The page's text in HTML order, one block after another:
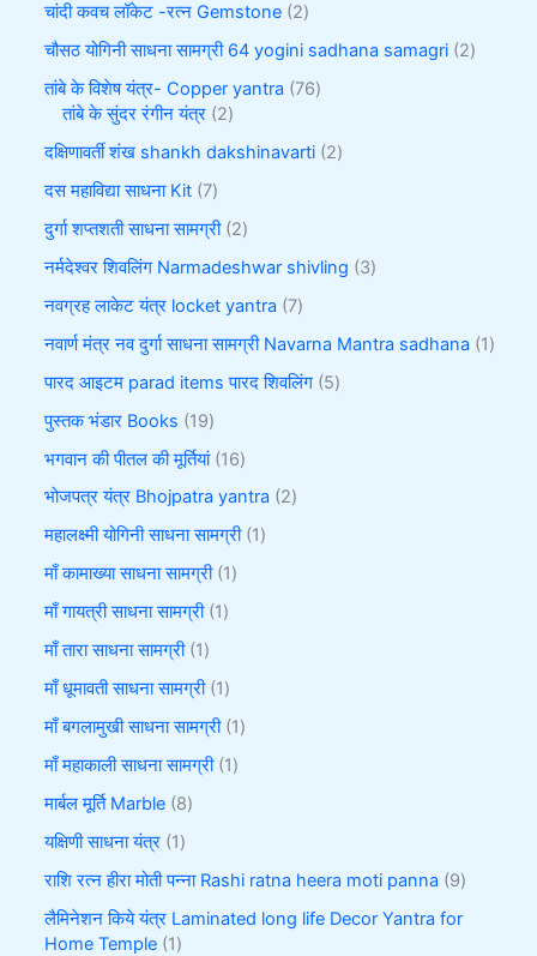
चांदी कवच लॉकेट -रत्न Gemstone 2
चौसठ योगिनी साधना सामग्री 64 yogini sadhana samagri 2
तांबे के विशेष यंत्र- Copper yantra 76
तांबे के सुंदर रंगीन यंत्र 2
दक्षिणावर्ती शंख shankh dakshinavarti 2
दस महाविद्या साधना Kit 7
दुर्गा शप्तशती साधना सामग्री 2
नर्मदेश्वर शिवलिंग Narmadeshwar shivling 3
नवग्रह लाकेट यंत्र locket yantra 7
नवार्ण मंत्र नव दुर्गा साधना सामग्री Navarna Mantra sadhana 1
पारद आइटम parad items पारद शिवलिंग 5
पुस्तक भंडार Books 19
भगवान की पीतल की मूर्तियां 16
भोजपत्र यंत्र Bhojpatra yantra 2
महालक्ष्मी योगिनी साधना सामग्री 1
माँ कामाख्या साधना सामग्री 1
माँ गायत्री साधना सामग्री 1
माँ तारा साधना सामग्री 1
माँ धूमावती साधना सामग्री 1
माँ बगलामुखी साधना सामग्री 1
माँ महाकाली साधना सामग्री 1
मार्बल मूर्ति Marble 8
यक्षिणी साधना यंत्र 1
राशि रत्न हीरा मोती पन्ना Rashi ratna heera moti panna 9
लैमिनेशन किये यंत्र Laminated long life Decor Yantra for
Home Temple 1